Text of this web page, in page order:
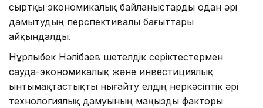
сыртқы экономикалық байланыстарды одан әрі
дамытудың перспективалы бағыттары
айқындалды.
Нұрлыбек Нәлібаев шетелдік серіктестермен
сауда-экономикалық және инвестициялық
ынтымақтастықты нығайту елдің өнеркәсіптік әрі
технологиялық дамуының маңызды факторы